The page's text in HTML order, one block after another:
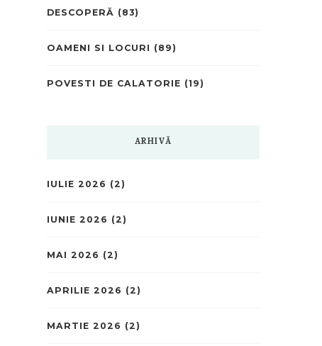
DESCOPERĂ (83)
OAMENI SI LOCURI (89)
POVESTI DE CALATORIE (19)
ARHIVĂ
IULIE 2026 (2)
IUNIE 2026 (2)
MAI 2026 (2)
APRILIE 2026 (2)
MARTIE 2026 (2)